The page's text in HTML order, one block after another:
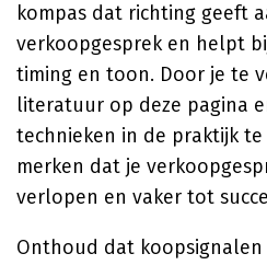
kompas dat richting geeft
verkoopgesprek en helpt
timing en toon. Door je te
literatuur op deze pagina
technieken in de praktijk
merken dat je
verlopen en vaker tot
Onthoud dat